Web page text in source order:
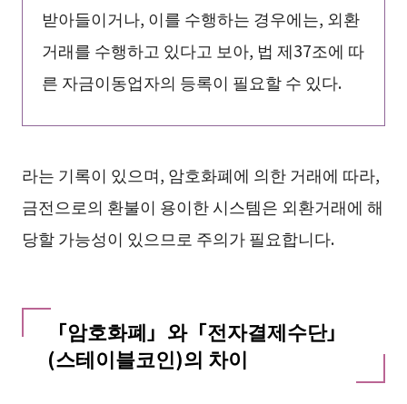
받아들이거나, 이를 수행하는 경우에는, 외환
거래를 수행하고 있다고 보아, 법 제37조에 따
른 자금이동업자의 등록이 필요할 수 있다.
라는 기록이 있으며, 암호화폐에 의한 거래에 따라,
금전으로의 환불이 용이한 시스템은 외환거래에 해
당할 가능성이 있으므로 주의가 필요합니다.
「암호화폐」와「전자결제수단」
(스테이블코인)의 차이